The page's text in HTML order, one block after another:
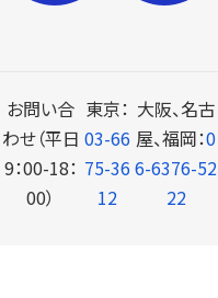
お問い合
わせ（平日
9：00-18：
00）
東京：
03-66
75-36
12
大阪、名古
屋、福岡：0
6-6376-52
22